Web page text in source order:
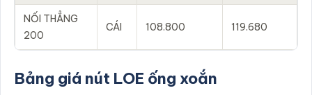
NỐI THẲNG
200
CÁI 108.800 119.680
Bảng giá nút LOE ống xoắn